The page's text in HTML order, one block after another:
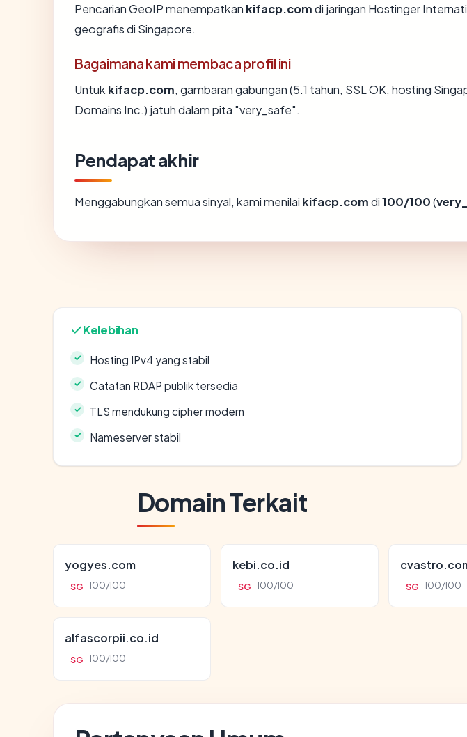
Pencarian GeoIP menempatkan kifacp.comdi jaringan Hostinger
geografis di Singapore.
Bagaimana kami membaca profil ini
Untuk kifacp.com, gambaran gabungan (5.1 tahun, SSL OK, hosting
Domains Inc.) jatuh dalam pita "very_safe".
Pendapat akhir
Menggabungkan semua sinyal, kami menilai kifacp.comdi100/100(
Kelebihan
Hosting IPv4 yang stabil
Catatan RDAP publik tersedia
TLS mendukung cipher modern
Nameserver stabil
Domain Terkait
yogyes.com
SG 100/100
kebi.co.id
SG 100/100 SG 100/100
alfascorpii.co.id
SG 100/100